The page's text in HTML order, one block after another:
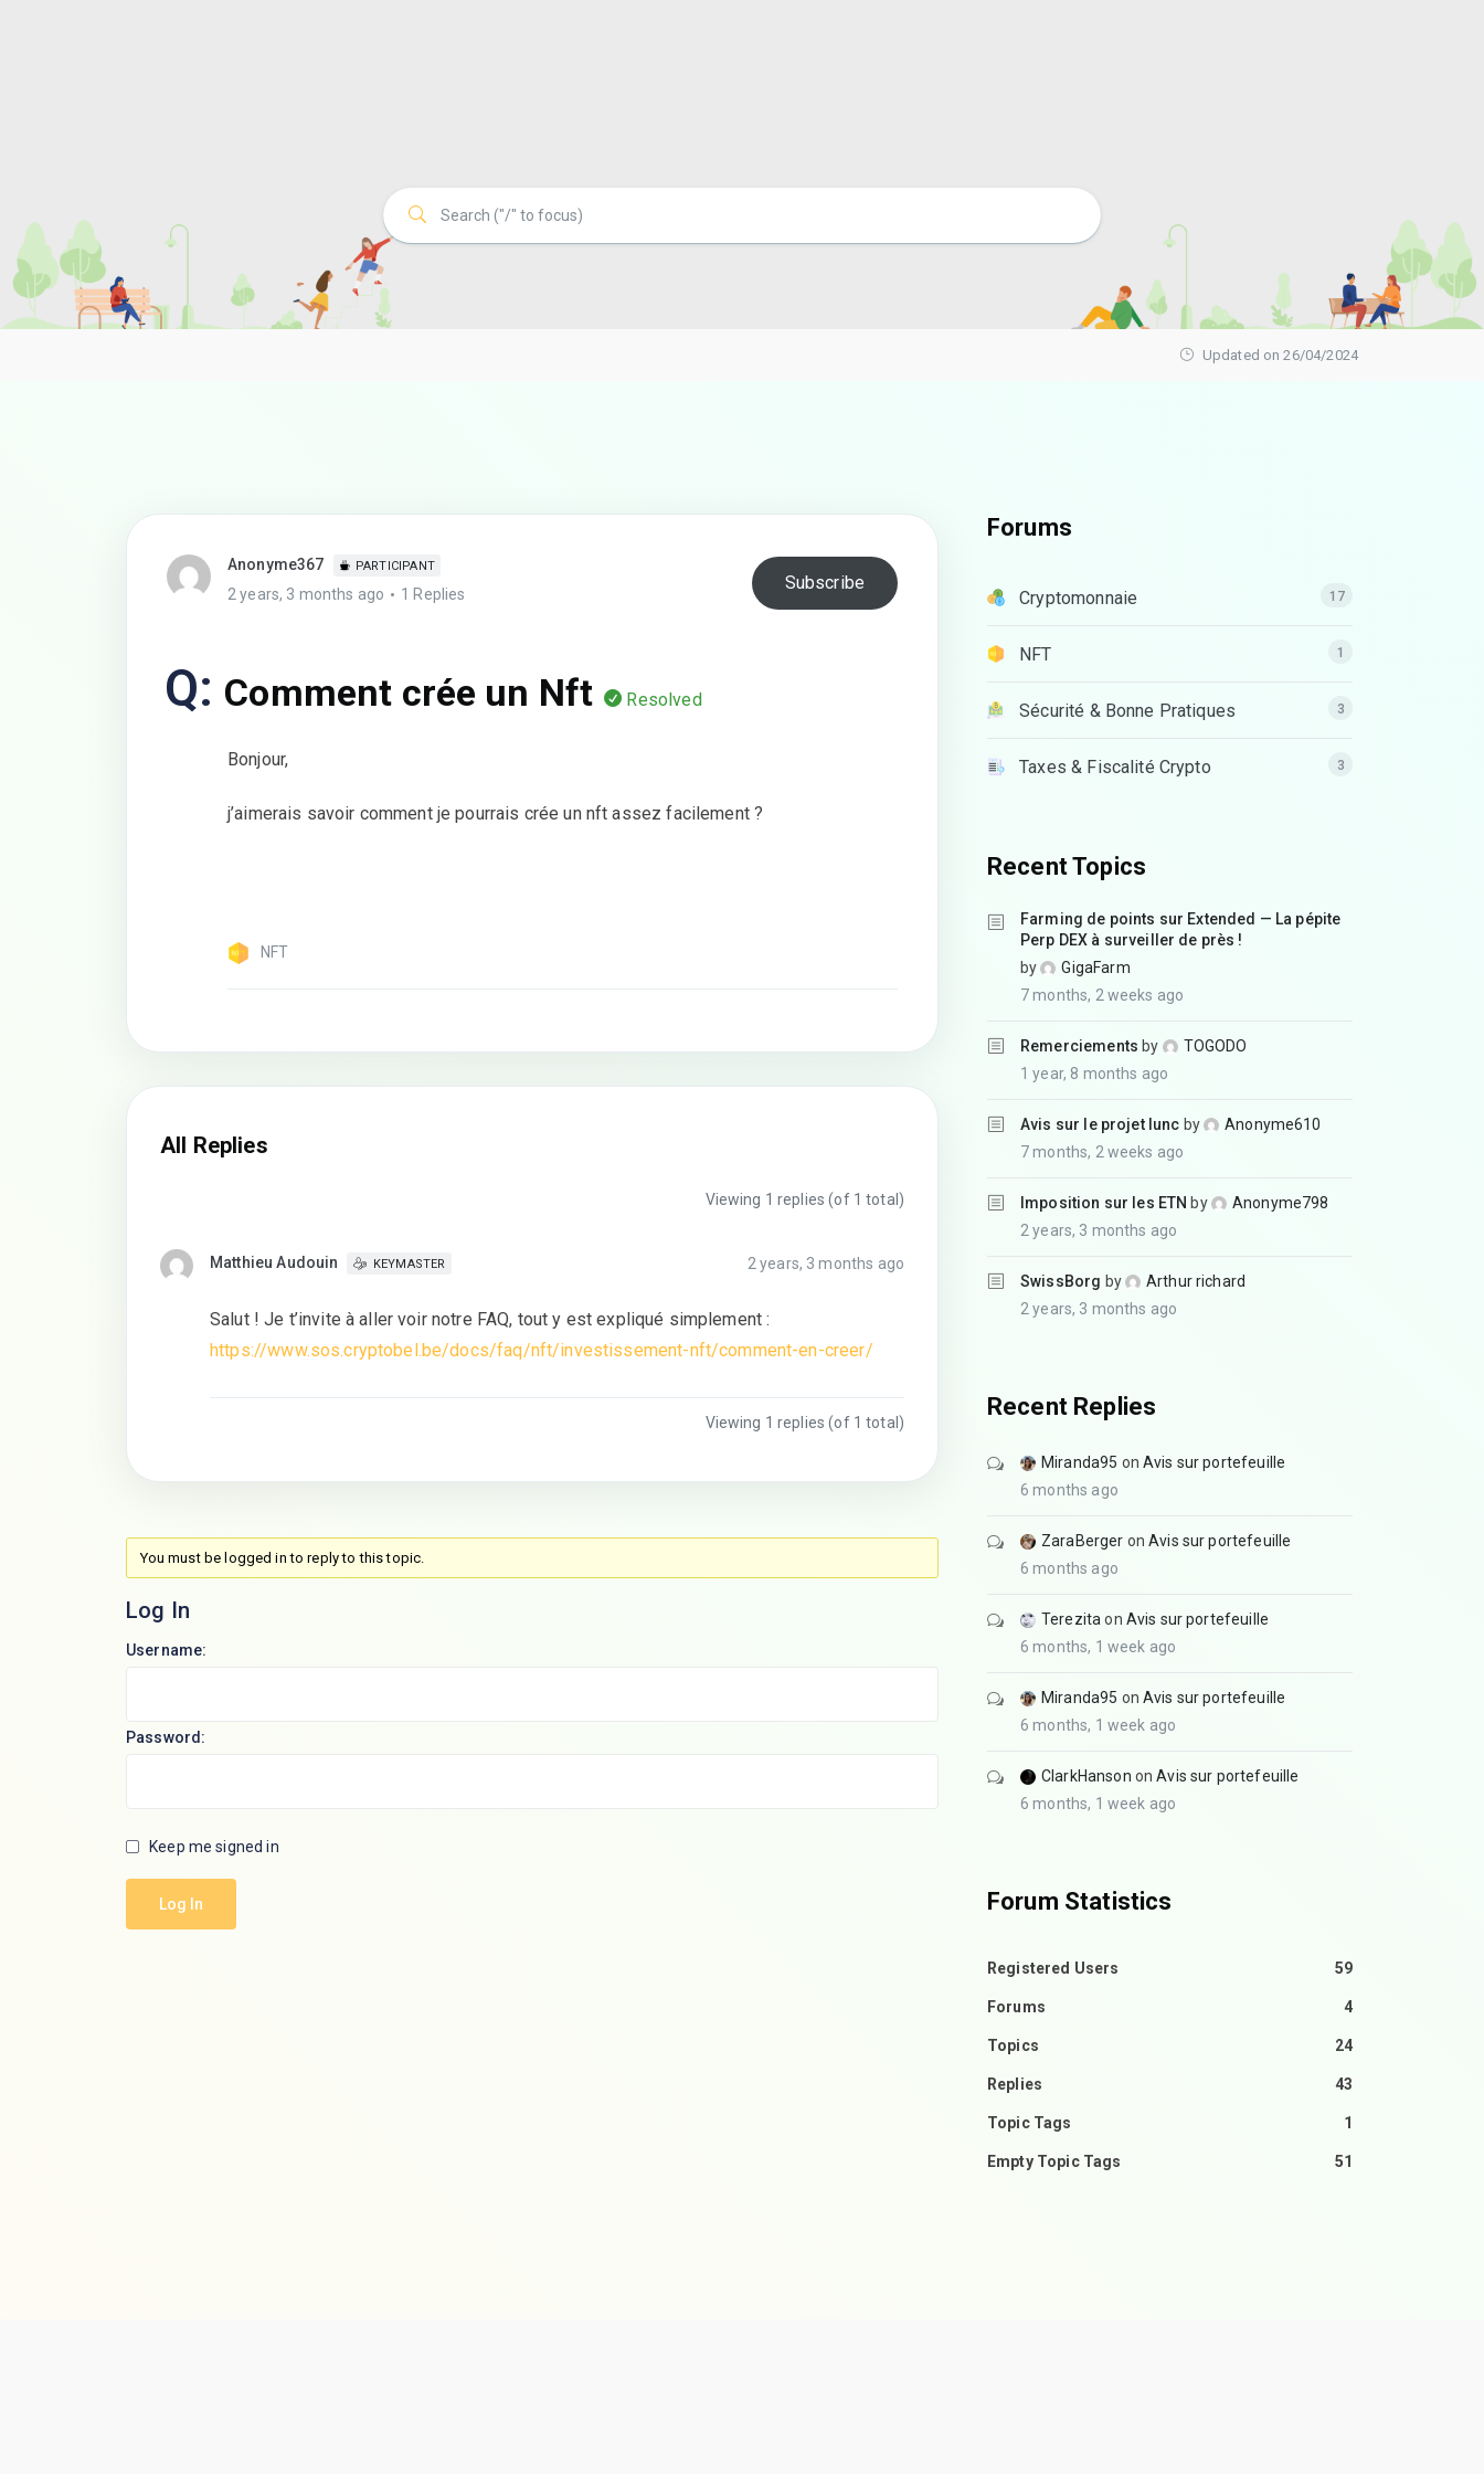
Updated on 26/04/2024
Anonyme367 PARTICIPANT
2 years, 3 months ago 1 Replies
Subscribe
Q: Comment crée un Nft Resolved
Bonjour,
j’aimerais savoir comment je pourrais crée un nft assez facilement ?
NFT
All Replies
Viewing 1 replies (of 1 total)
Matthieu Audouin KEYMASTER 2 years, 3 months ago
Salut ! Je t’invite à aller voir notre FAQ, tout y est expliqué simplement :
https://www.sos.cryptobel.be/docs/faq/nft/investissement-nft/comment-en-creer/
Viewing 1 replies (of 1 total)
You must be logged in to reply to this topic.
Log In
Username:
Password:
Keep me signed in
Log In
Forums
Cryptomonnaie 17
NFT 1
Sécurité & Bonne Pratiques 3
Taxes & Fiscalité Crypto 3
Recent Topics
Farming de points sur Extended — La pépite
Perp DEX à surveiller de près !
by
GigaFarm
7 months, 2 weeks ago
Remerciements by
TOGODO
1 year, 8 months ago
Avis sur le projet lunc by
Anonyme610
7 months, 2 weeks ago
Imposition sur les ETN by
Anonyme798
2 years, 3 months ago
SwissBorg by
Arthur richard
2 years, 3 months ago
Recent Replies
Miranda95 on Avis sur portefeuille
6 months ago
ZaraBerger onAvis sur portefeuille
6 months ago
Terezita on Avis sur portefeuille
6 months, 1 week ago
Miranda95 on Avis sur portefeuille
6 months, 1 week ago
ClarkHanson onAvis sur portefeuille
6 months, 1 week ago
Forum Statistics
Registered Users 59
Forums 4
Topics 24
Replies 43
Topic Tags 1
Empty Topic Tags 51